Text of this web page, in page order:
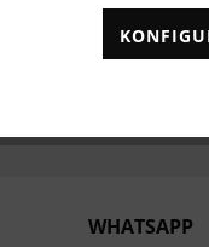
✓
WHATSAPP